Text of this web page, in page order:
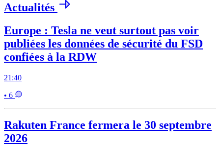
Actualités
Europe : Tesla ne veut surtout pas voir
publiées les données de sécurité du FSD
confiées à la RDW
21:40
• 6
Rakuten France fermera le 30 septembre
2026